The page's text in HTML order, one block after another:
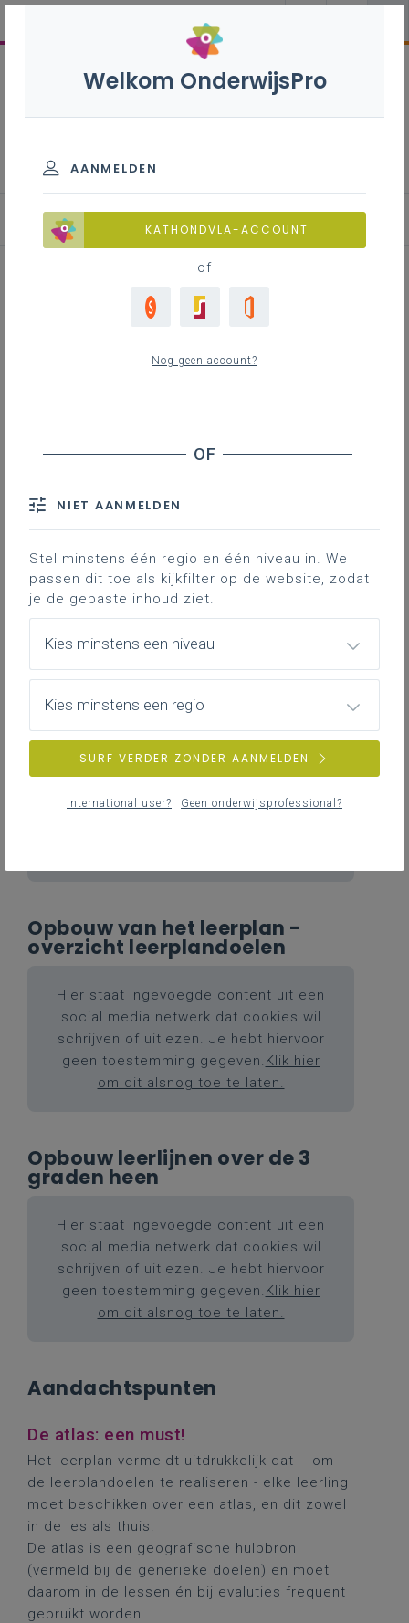
Basisinformatie
Downloads
Contact
Bekijk de filmpjes die je meer uitleg
geven over aspecten van het
leerplan:
Visie en krachtlijnen van
het leerplan
Hier staat ingevoegde content uit een
schrijven of uitlezen. Je hebt hiervoor
Opbouw van het leerplan -
overzicht leerplandoelen
Hier staat ingevoegde content uit een
social media netwerk dat cookies wil
schrijven of uitlezen. Je hebt hiervoor
geen toestemming gegeven. Klik hier
om dit alsnog toe te laten.
Opbouw leerlijnen over de 3
graden heen
Hier staat ingevoegde content uit een
social media netwerk dat cookies wil
schrijven of uitlezen. Je hebt hiervoor
geen toestemming gegeven. Klik hier
om dit alsnog toe te laten.
Aandachtspunten
De atlas: een must!
Het leerplan vermeldt uitdrukkelijk dat - om
de leerplandoelen te realiseren - elke leerling
moet beschikken over een atlas, en dit zowel
in de les als thuis.
De atlas is een geografische hulpbron
(vermeld bij de generieke doelen) en moet
daarom in de lessen én bij evaluties frequent
gebruikt worden.
Welkom OnderwijsPro
AANMELDEN
KATHONDVLA-ACCOUNT
of
Nog geen account?
NIET AANMELDEN
Stel minstens één regio en één niveau in. We
passen dit toe als kijkfilter op de website, zodat
je de gepaste inhoud ziet.
Kies minstens een niveau
Kies minstens een regio
SURF VERDER ZONDER AANMELDEN
International user? Geen onderwijsprofessional?